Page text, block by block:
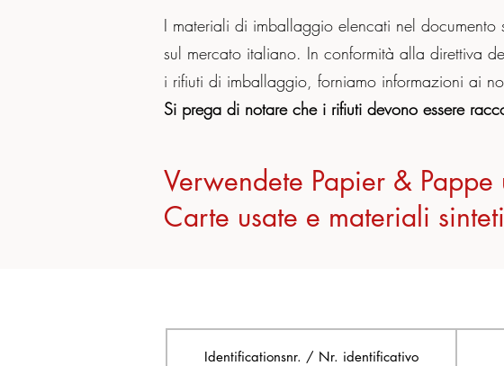
I materiali di imballaggio elencati nel
sul mercato italiano. In conformità alla
i rifiuti di imballaggio, forniamo informazioni ai
Si prega di notare che i rifiuti devono essere
Verwendete Papier & Pappe
​Carte usate e materiali
Identificationsnr. / Nr. identificativo